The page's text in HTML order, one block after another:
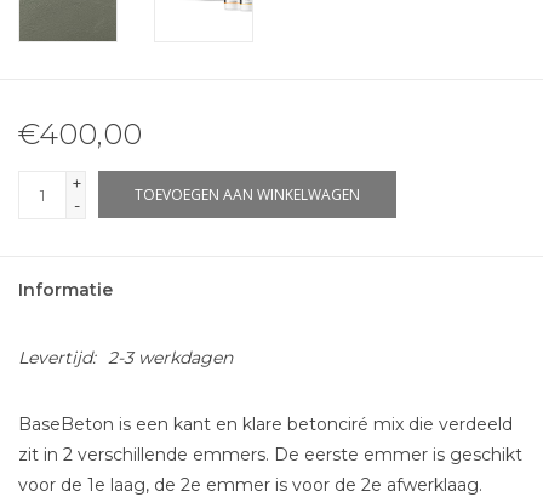
€400,00
+
-
TOEVOEGEN AAN WINKELWAGEN
Informatie
Levertijd: 2-3 werkdagen
BaseBeton is een kant en klare betonciré mix die verdeeld
zit in 2 verschillende emmers. De eerste emmer is geschikt
voor de 1e laag, de 2e emmer is voor de 2e afwerklaag.